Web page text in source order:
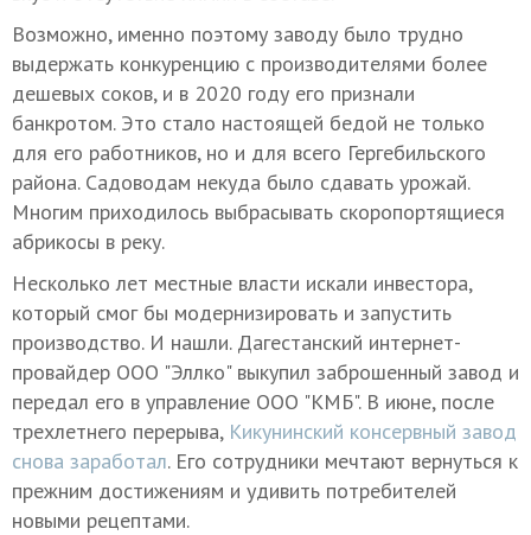
Возможно, именно поэтому заводу было трудно
выдержать конкуренцию с производителями более
дешевых соков, и в 2020 году его признали
банкротом. Это стало настоящей бедой не только
для его работников, но и для всего Гергебильского
района. Садоводам некуда было сдавать урожай.
Многим приходилось выбрасывать скоропортящиеся
абрикосы в реку.
Несколько лет местные власти искали инвестора,
который смог бы модернизировать и запустить
производство. И нашли. Дагестанский интернет-
провайдер ООО "Эллко" выкупил заброшенный завод и
передал его в управление ООО "КМБ". В июне, после
трехлетнего перерыва, Кикунинский консервный завод
снова заработал. Его сотрудники мечтают вернуться к
прежним достижениям и удивить потребителей
новыми рецептами.